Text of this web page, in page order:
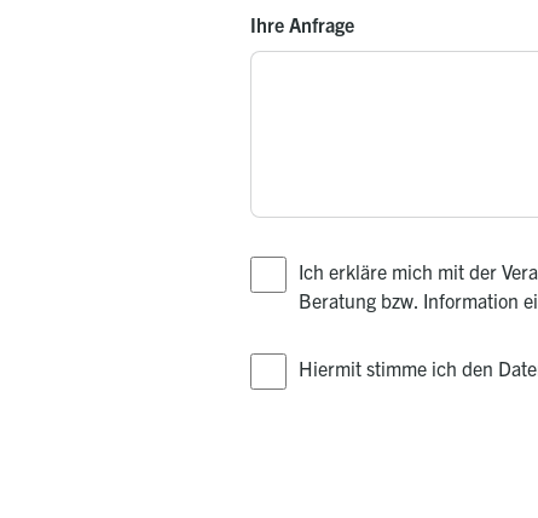
Ihre Anfrage
Ich erkläre mich mit der
Beratung bzw. Information
Hiermit stimme ich den